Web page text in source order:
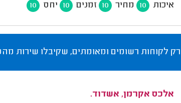
איכות 10 מחיר 10 זמנים 10 יחס 10
רק לקוחות רשומים ומאומתים, שקיבלו שירות
אלכס אקרמן, אשדוד.